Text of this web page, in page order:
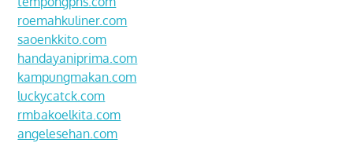
roemahkuliner.com
saoenkkito.com
handayaniprima.com
kampungmakan.com
luckycatck.com
rmbakoelkita.com
angelesehan.com